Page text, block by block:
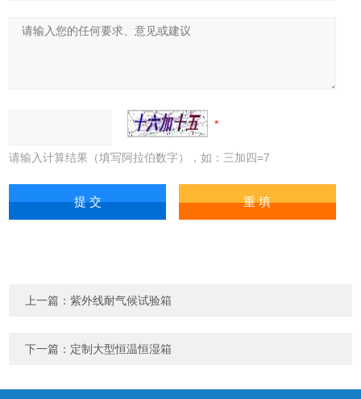
请输入计算结果（填写阿拉伯数字），如：三加四=7
上一篇：紫外线耐气候试验箱
下一篇： 定制大型恒温恒湿箱